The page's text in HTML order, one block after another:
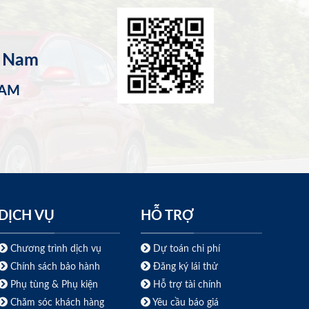
VỤ
Chương trình dịch vụ
Chính sách bảo hành
Phụ tùng & Phụ kiện
Chăm sóc khách hàng
HỖ TRỢ
Dự toán chi phí
Đăng ký lái thử
Hỗ trợ tài chính
Yêu cầu báo giá